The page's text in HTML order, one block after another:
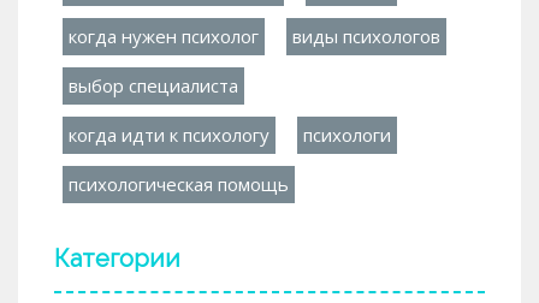
когда нужен психолог виды психологов
выбор специалиста
когда идти к психологу психологи
психологическая помощь
Категории